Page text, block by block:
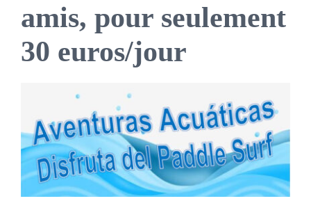
amis, pour seulement
30 euros/jour